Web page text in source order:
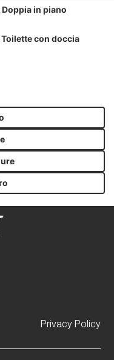
Doppia in piano
Toilette con doccia
Privacy Policy